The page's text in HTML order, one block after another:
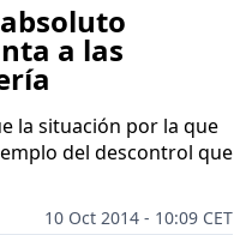
a las
la situación por la que
del descontrol que
10 Oct 2014 - 10:09 CET